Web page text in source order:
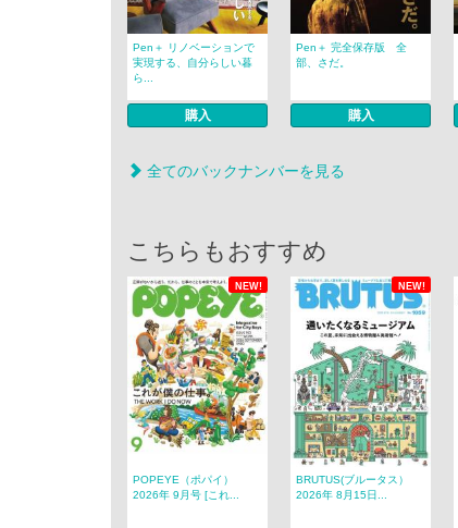
Pen＋ リノベーションで
実現する、自分らしい暮
ら...
購入
Pen＋ 完全保存版 全
部、さだ。
購入
全てのバックナンバーを見る
こちらもおすすめ
NEW! NEW!
POPEYE（ポパイ）
2026年 9月号 [これ...
BRUTUS(ブルータス）
2026年 8月15日...